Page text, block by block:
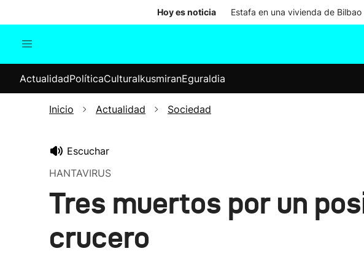
Hoy es noticia Estafa en una vivienda de Bilbao
Internacional
Elecciones
ActualidadPolíticaCulturaIkusmiranEguraldia
Inicio Actualidad Sociedad
Escuchar
HANTAVIRUS
Tres muertos por un
crucero